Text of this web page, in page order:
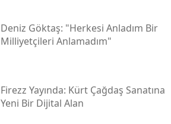
Deniz Göktaş: "herkesi Anladım Bir
Milliyetçileri Anlamadım"
Firezz Yayında: Kürt Çağdaş Sanatına
Yeni Bir Dijital Alan